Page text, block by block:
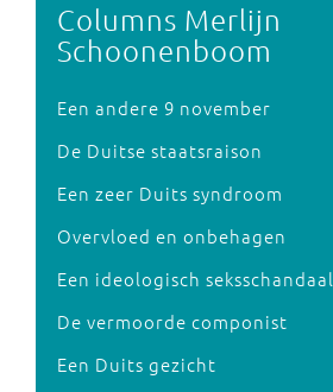
Columns Merlijn
Schoonenboom
Een andere 9 november
De Duitse staatsraison
Een zeer Duits syndroom
Overvloed en onbehagen
Een ideologisch seksschandaal
De vermoorde componist
Een Duits gezicht